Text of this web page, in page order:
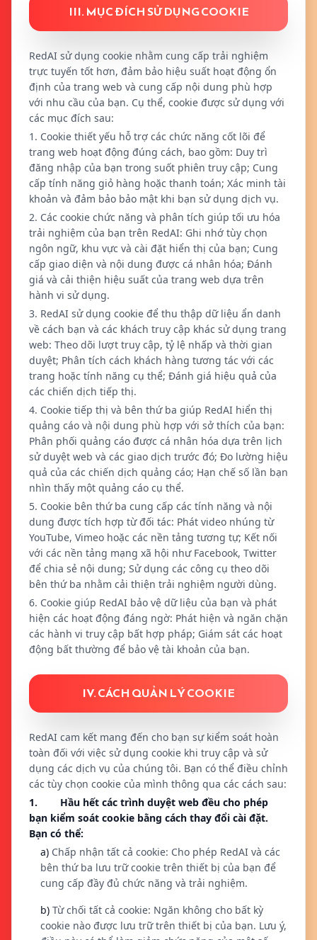
III. MỤC ĐÍCH SỬ DỤNG COOKIE
RedAI sử dụng cookie nhằm cung cấp trải nghiệm
trực tuyến tốt hơn, đảm bảo hiệu suất hoạt động ổn
định của trang web và cung cấp nội dung phù hợp
với nhu cầu của bạn. Cụ thể, cookie được sử dụng với
các mục đích sau:
1. Cookie thiết yếu hỗ trợ các chức năng cốt lõi để
trang web hoạt động đúng cách, bao gồm: Duy trì
đăng nhập của bạn trong suốt phiên truy cập; Cung
cấp tính năng giỏ hàng hoặc thanh toán; Xác minh tài
khoản và đảm bảo bảo mật khi bạn sử dụng dịch vụ.
2. Các cookie chức năng và phân tích giúp tối ưu hóa
trải nghiệm của bạn trên RedAI: Ghi nhớ tùy chọn
ngôn ngữ, khu vực và cài đặt hiển thị của bạn; Cung
cấp giao diện và nội dung được cá nhân hóa; Đánh
giá và cải thiện hiệu suất của trang web dựa trên
hành vi sử dụng.
3. RedAI sử dụng cookie để thu thập dữ liệu ẩn danh
về cách bạn và các khách truy cập khác sử dụng trang
web: Theo dõi lượt truy cập, tỷ lệ nhấp và thời gian
duyệt; Phân tích cách khách hàng tương tác với các
trang hoặc tính năng cụ thể; Đánh giá hiệu quả của
các chiến dịch tiếp thị.
4. Cookie tiếp thị và bên thứ ba giúp RedAI hiển thị
quảng cáo và nội dung phù hợp với sở thích của bạn:
Phân phối quảng cáo được cá nhân hóa dựa trên lịch
sử duyệt web và các giao dịch trước đó; Đo lường hiệu
quả của các chiến dịch quảng cáo; Hạn chế số lần bạn
nhìn thấy một quảng cáo cụ thể.
5. Cookie bên thứ ba cung cấp các tính năng và nội
dung được tích hợp từ đối tác: Phát video nhúng từ
YouTube, Vimeo hoặc các nền tảng tương tự; Kết nối
với các nền tảng mạng xã hội như Facebook, Twitter
để chia sẻ nội dung; Sử dụng các công cụ theo dõi
bên thứ ba nhằm cải thiện trải nghiệm người dùng.
6. Cookie giúp RedAI bảo vệ dữ liệu của bạn và phát
hiện các hoạt động đáng ngờ: Phát hiện và ngăn chặn
các hành vi truy cập bất hợp pháp; Giám sát các hoạt
động bất thường để bảo vệ tài khoản của bạn.
IV. CÁCH QUẢN LÝ COOKIE
RedAI cam kết mang đến cho bạn sự kiểm soát hoàn
toàn đối với việc sử dụng cookie khi truy cập và sử
dụng các dịch vụ của chúng tôi. Bạn có thể điều chỉnh
các tùy chọn cookie của mình thông qua các cách sau:
1. Hầu hết các trình duyệt web đều cho phép
bạn kiểm soát cookie bằng cách thay đổi cài đặt.
Bạn có thể:
a) Chấp nhận tất cả cookie: Cho phép RedAI và các
bên thứ ba lưu trữ cookie trên thiết bị của bạn để
cung cấp đầy đủ chức năng và trải nghiệm.
b) Từ chối tất cả cookie: Ngăn không cho bất kỳ
cookie nào được lưu trữ trên thiết bị của bạn. Lưu ý,